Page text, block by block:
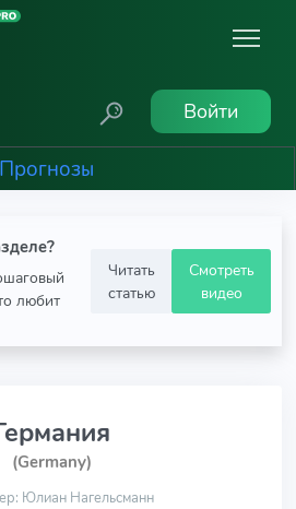
Войти
Прогнозы
любит
Читать
статью
Смотреть
видео
(Germany)
Юлиан Нагельсманн